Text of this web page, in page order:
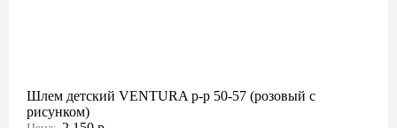
Шлем детский VENTURA р-р 50-57 (розовый с
рисунком)